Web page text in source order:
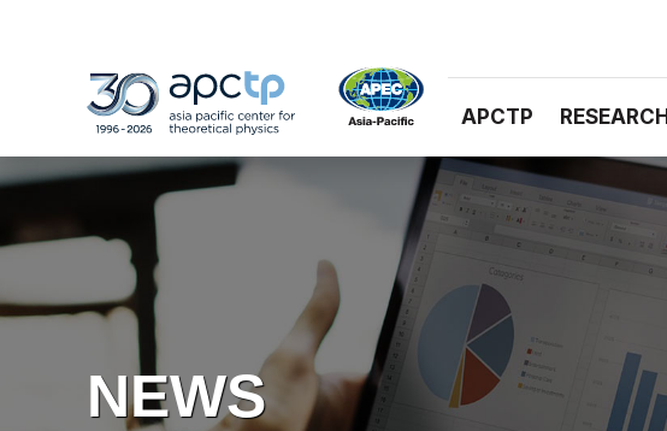
APCTP RESEARCH
NEWS